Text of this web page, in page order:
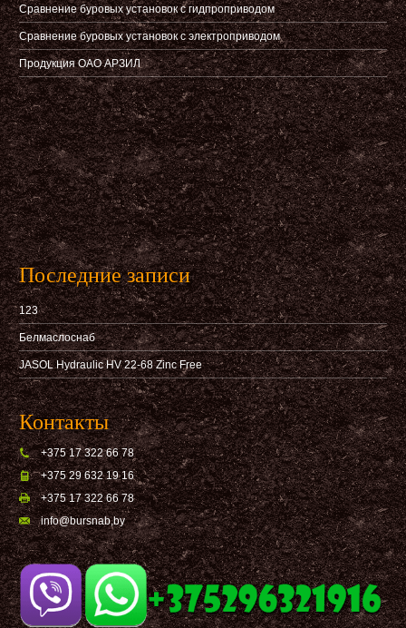
Сравнение буровых установок с гидпроприводом
Сравнение буровых установок с электроприводом
Продукция ОАО АРЗИЛ
Последние записи
123
Белмаслоснаб
JASOL Hydraulic HV 22-68 Zinc Free
Контакты
+375 17 322 66 78
+375 29 632 19 16
+375 17 322 66 78
info@bursnab,by